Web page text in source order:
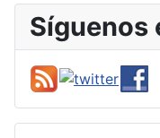
Síguenos